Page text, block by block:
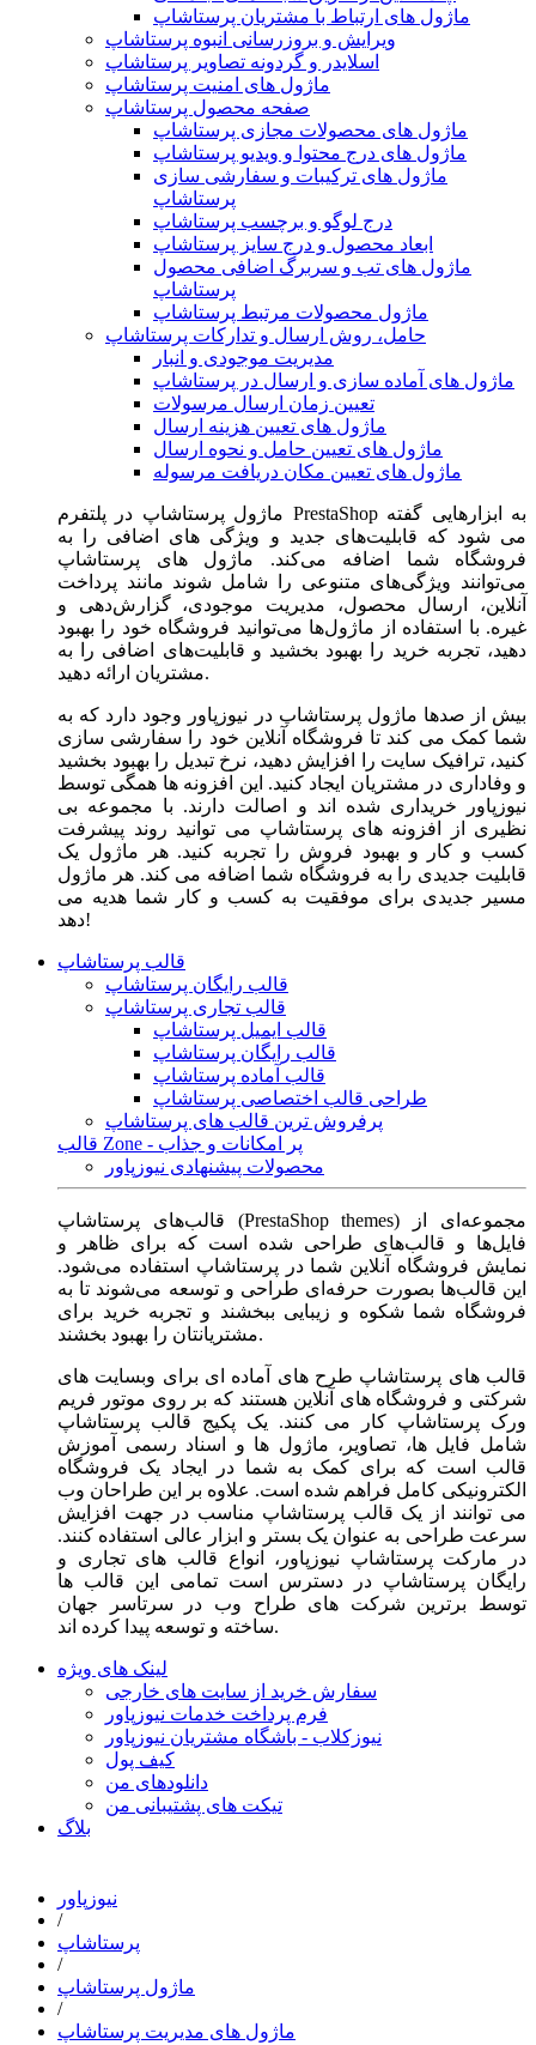
ماژول های ارتباط با مشتریان پرستاشاپ
ویرایش و بروزرسانی انبوه پرستاشاپ
اسلایدر و گردونه تصاویر پرستاشاپ
ماژول های امنیت پرستاشاپ
صفحه محصول پرستاشاپ
ماژول های محصولات مجازی پرستاشاپ
ماژول های درج محتوا و ویدیو پرستاشاپ
ماژول های ترکیبات و سفارشی سازی
پرستاشاپ
درج لوگو و برچسب پرستاشاپ
ابعاد محصول و درج سایز پرستاشاپ
ماژول های تب و سربرگ اضافی محصول
پرستاشاپ
ماژول محصولات مرتبط پرستاشاپ
حامل، روش ارسال و تدارکات پرستاشاپ
مدیریت موجودی و انبار
ماژول های آماده سازی و ارسال در پرستاشاپ
تعیین زمان ارسال مرسولات
ماژول های تعیین هزینه ارسال
ماژول های تعیین حامل و نحوه ارسال
ماژول های تعیین مکان دریافت مرسوله
ماژول‌ پرستاشاپ در پلتفرم PrestaShop به ابزارهایی گفته
می شود که قابلیت‌های جدید و ویژگی های اضافی را به
فروشگاه شما اضافه می‌کند. ماژول های پرستاشاپ
می‌توانند ویژگی‌های متنوعی را شامل شوند مانند پرداخت
آنلاین، ارسال محصول، مدیریت موجودی، گزارش‌دهی و
غیره. با استفاده از ماژول‌ها می‌توانید فروشگاه خود را بهبود
دهید، تجربه خرید را بهبود بخشید و قابلیت‌های اضافی را به
مشتریان ارائه دهید.
بیش از صدها ماژول پرستاشاپ در نیوزپاور وجود دارد که به
شما کمک می کند تا فروشگاه آنلاین خود را سفارشی سازی
کنید، ترافیک سایت را افزایش دهید، نرخ تبدیل را بهبود بخشید
و وفاداری در مشتریان ایجاد کنید. این افزونه ها همگی توسط
نیوزپاور خریداری شده اند و اصالت دارند. با مجموعه بی
نظیری از افزونه های پرستاشاپ می توانید روند پیشرفت
کسب و کار و بهبود فروش را تجربه کنید. هر ماژول یک
قابلیت جدیدی را به فروشگاه شما اضافه می کند. هر ماژول
مسیر جدیدی برای موفقیت به کسب و کار شما هدیه می
دهد!
قالب پرستاشاپ
قالب رایگان پرستاشاپ
قالب تجاری پرستاشاپ
قالب ایمیل پرستاشاپ
قالب رایگان پرستاشاپ
قالب آماده پرستاشاپ
طراحی قالب اختصاصی پرستاشاپ
پرفروش ترین قالب های پرستاشاپ
قالب Zone - پر امکانات و جذاب
محصولات پیشنهادی نیوزپاور
قالب‌های پرستاشاپ (PrestaShop themes) مجموعه‌ای از
فایل‌ها و قالب‌های طراحی شده است که برای ظاهر و
نمایش فروشگاه آنلاین شما در پرستاشاپ استفاده می‌شود.
این قالب‌ها بصورت حرفه‌ای طراحی و توسعه می‌شوند تا به
فروشگاه شما شکوه و زیبایی ببخشند و تجربه خرید برای
مشتریانتان را بهبود بخشند.
قالب های پرستاشاپ طرح های آماده ای برای وبسایت های
شرکتی و فروشگاه های آنلاین هستند که بر روی موتور فریم
ورک پرستاشاپ کار می کنند. یک پکیج قالب پرستاشاپ
شامل فایل ها، تصاویر، ماژول ها و اسناد رسمی آموزش
قالب است که برای کمک به شما در ایجاد یک فروشگاه
الکترونیکی کامل فراهم شده است. علاوه بر این طراحان وب
می توانند از یک قالب پرستاشاپ مناسب در جهت افزایش
سرعت طراحی به عنوان یک بستر و ابزار عالی استفاده کنند.
در مارکت پرستاشاپ نیوزپاور، انواع قالب های تجاری و
رایگان پرستاشاپ در دسترس است تمامی این قالب ها
توسط برترین شرکت های طراح وب در سرتاسر جهان
ساخته و توسعه پیدا کرده اند.
لینک های ویژه
سفارش خرید از سایت های خارجی
فرم پرداخت خدمات نیوزپاور
نیوزکلاب - باشگاه مشتریان نیوزپاور
کیف پول
دانلودهای من
تیکت های پشتیبانی من
بلاگ
نیوزپاور
/
پرستاشاپ
/
ماژول پرستاشاپ
/
ماژول های مدیریت پرستاشاپ